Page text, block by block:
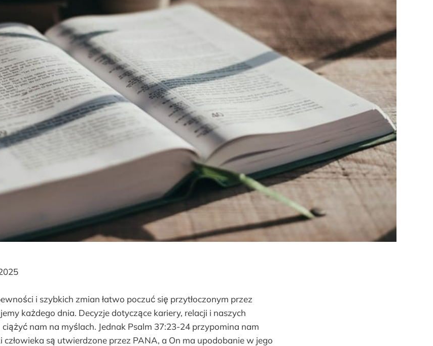
i szybkich zmian łatwo poczuć się przytłoczonym przez
każdego dnia. Decyzje dotyczące kariery, relacji i naszych
nam na myślach. Jednak Psalm 37:23-24 przypomina nam
człowieka są utwierdzone przez PANA, a On ma upodobanie w jego